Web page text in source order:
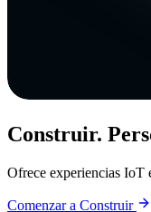
Construir.
Ofrece experiencias IoT
Comenzar a Construir